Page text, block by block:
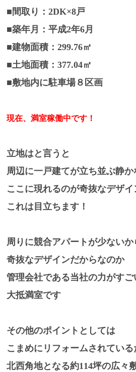
■間取り：2DK×8戸
■築年月：平成2年6月
■建物面積：299.76㎡
■土地面積：377.04㎡
■敷地内に駐車場８区画
現在、満室稼働中です！
立地はと言うと
周辺に一戸建てが立ち並ぶ静か
ここに現れるのが奇抜なデザイ
これは目立ちます！
周りに競合アパートが少ないか
奇抜なデザインだからなのか
管理会社である当社の力がすご
大抵満室です
その他のポイントとしては
こまめにリフォームされている
北西角地となる約114坪の広々